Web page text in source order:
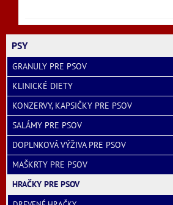
PSY
GRANULY PRE PSOV
KLINICKÉ DIETY
KONZERVY, KAPSIČKY PRE PSOV
SALÁMY PRE PSOV
DOPLNKOVÁ VÝŽIVA PRE PSOV
MAŠKRTY PRE PSOV
HRAČKY PRE PSOV